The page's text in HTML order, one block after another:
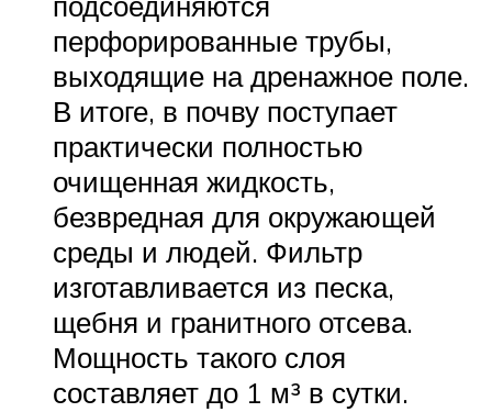
перфорированные трубы,
выходящие на дренажное поле.
В итоге, в почву поступает
практически полностью
очищенная жидкость,
безвредная для окружающей
среды и людей. Фильтр
изготавливается из песка,
щебня и гранитного отсева.
Мощность такого слоя
составляет до 1 м³ в сутки.